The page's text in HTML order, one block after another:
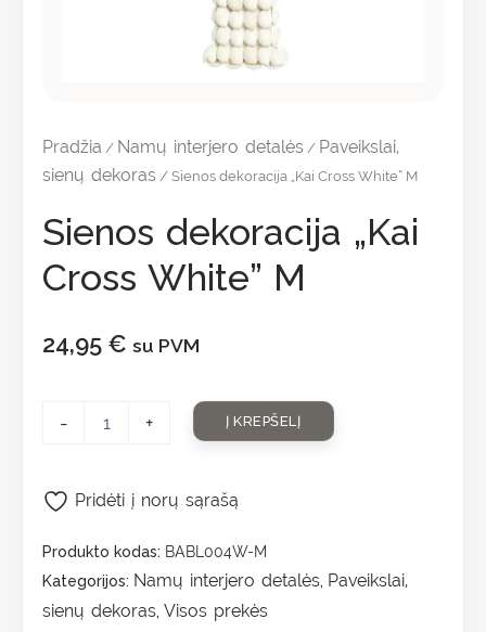
Pradžia / Namų interjero detalės / Paveikslai,
sienų dekoras / Sienos dekoracija „Kai Cross White” M
Sienos dekoracija „Kai
Cross White” M
24,95 € su PVM
- + Į KREPŠELĮ
Produkto kodas: BABL004W-M
Kategorijos: Namų interjero detalės, Paveikslai,
sienų dekoras, Visos prekės
Pridėti į norų sąrašą